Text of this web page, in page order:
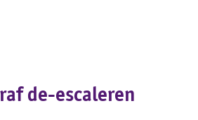
de-escaleren